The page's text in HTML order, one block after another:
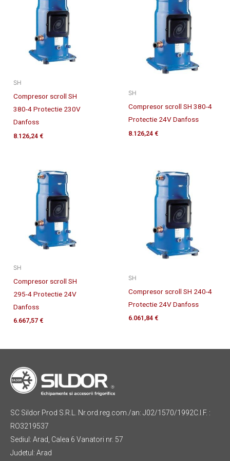
SH
Compresor scroll SH
380-4 Protectie 230V
Danfoss
8.126,24 €
SH
Compresor scroll SH 380-4
Protectie 24V Danfoss
8.126,24 €
SH
Compresor scroll SH
295-4 Protectie 24V
Danfoss
6.667,57 €
SH
Compresor scroll SH 240-4
Protectie 24V Danfoss
6.061,84 €
SC Sildor Prod S.R.L. Nr.ord.reg.com./an: J02/1570/1992C.I.F. :
RO3219537
Sediul: Arad, Calea 6 Vanatori nr. 57
Judetul: Arad